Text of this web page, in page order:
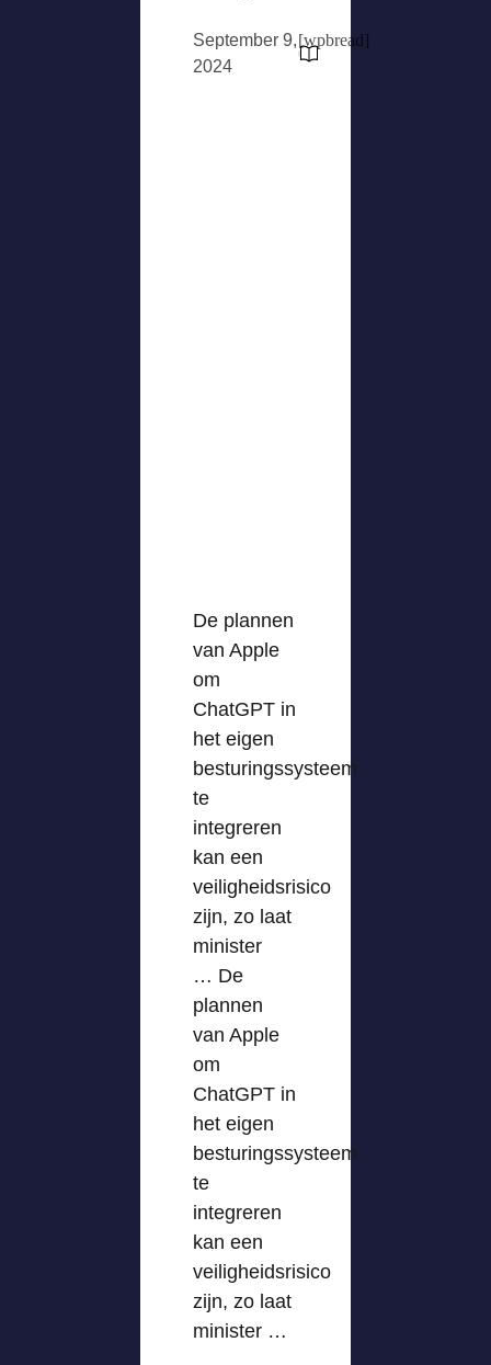
September 9,
2024
[wpbread]
De plannen
van Apple
om
ChatGPT in
het eigen
besturingssysteem
te
integreren
kan een
veiligheidsrisico
zijn, zo laat
minister
… De
plannen
van Apple
om
ChatGPT in
het eigen
besturingssysteem
te
integreren
kan een
veiligheidsrisico
zijn, zo laat
minister …